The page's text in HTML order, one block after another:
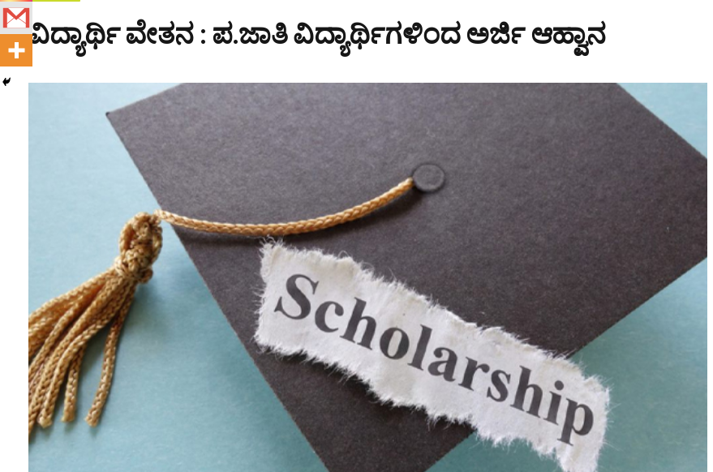
ವಿದ್ಯಾರ್ಥಿ ವೇತನ : ಪ.ಜಾತಿ ವಿದ್ಯಾರ್ಥಿಗಳಿಂದ ಅರ್ಜಿ ಆಹ್ವಾನ